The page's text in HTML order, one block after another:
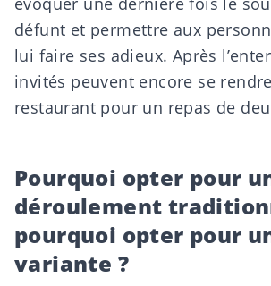
défunt et permettre aux
lui faire ses adieux. Après
invités peuvent encore se
restaurant pour un repas de
Pourquoi opter pour
déroulement
pourquoi opter pour
variante ?